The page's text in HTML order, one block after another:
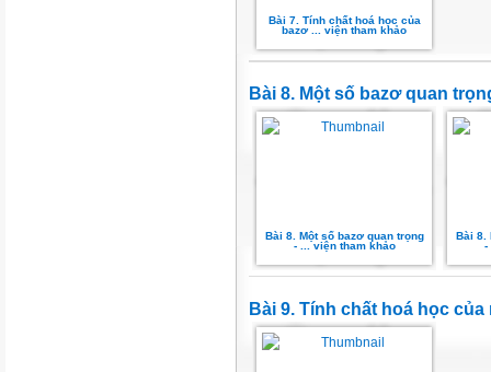
Bài 7. Tính chất hoá học của
bazơ ... viện tham khảo
Bài 8. Một số bazơ quan
Bài 8. Một số bazơ quan trọng
- ... viện tham khảo
Bài 8.
-
Bài 9. Tính chất hoá học của